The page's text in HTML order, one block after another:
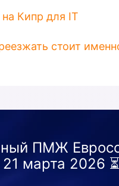
Кипр для IT
стоит
ПМЖ
марта 2026 ⏳